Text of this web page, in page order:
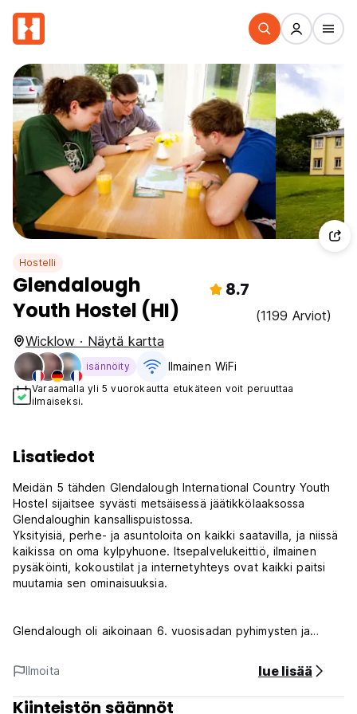
Hostelli
Glendalough
Youth Hostel (HI)
8.7
(1199 Arviot)
Wicklow · Näytä kartta
isännöity Ilmainen WiFi
Varaamalla yli 5 vuorokautta etukäteen voit peruuttaa
ilmaiseksi.
Lisatiedot
Meidän 5 tähden Glendalough International Country Youth
Hostel sijaitsee syvästi metsäisessä jäätikkölaaksossa
Glendaloughin kansallispuistossa.
Yksityisiä, perhe- ja asuntoloita on kaikki saatavilla, ja niissä
kaikissa on oma kylpyhuone. Itsepalvelukeittiö, ilmainen
pysäköinti, kokoustilat ja internetyhteys ovat kaikki paitsi
muutamia sen ominaisuuksia.
Glendalough oli aikoinaan 6. vuosisadan pyhimysten ja
historian, maantieteen ja luonnon ystäville. Se on loistava
alue kalastukseen, kalliokiipeilyyn, ponivaellukseen,
metsäpoluille ja Wicklow Waylle.
Lähin kauppa on Laraghissa 2 km:n päässä hostellista.
Ilmoita lue lisää
Kiinteistön säännöt